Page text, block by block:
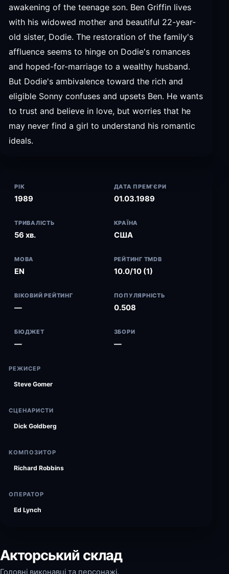
awakening of the teenage son. Ben Griffin lives
with his widowed mother and beautiful 22-year-
old sister, Dodie. The restoration of the family's
affluence seems to hinge on Dodie's romances
and hoped-for-marriage to a wealthy husband.
But Dodie's ambivalence toward the rich and
eligible Sonny confuses and upsets Ben. He wants
to trust and believe in love, but worries that he
may never find a girl to understand his romantic
ideals.
РІК
1989
ДАТА ПРЕМ’ЄРИ
01.03.1989
ТРИВАЛІСТЬ
56 хв.
КРАЇНА
США
МОВА
EN
РЕЙТИНГ TMDB
10.0/10 (1)
ВІКОВИЙ РЕЙТИНГ
—
ПОПУЛЯРНІСТЬ
0.508
БЮДЖЕТ
—
ЗБОРИ
—
РЕЖИСЕР
Steve Gomer
СЦЕНАРИСТИ
Dick Goldberg
КОМПОЗИТОР
Richard Robbins
ОПЕРАТОР
Ed Lynch
Акторський склад
Головні виконавці та персонажі.